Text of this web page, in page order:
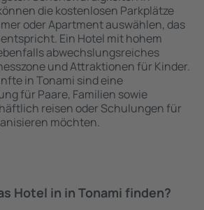
die kostenlosen Parkplätze
oder Apartment auswählen, das
Ein Hotel mit hohem
abwechslungsreiches
und Attraktionen für Kinder.
in Tonami sind eine
für Paare, Familien sowie
reisen oder Schulungen für
möchten.
Hotel in in Tonami finden?